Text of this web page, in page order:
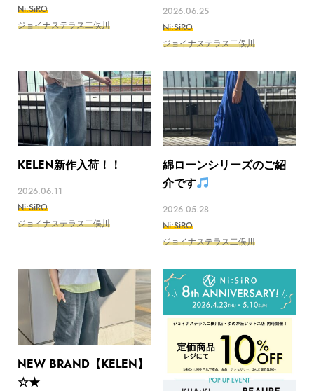
Ni:SiRO
ジョイナステラス二俣川
2026.06.25
Ni:SiRO
ジョイナステラス二俣川
KELEN新作入荷！！
2026.06.11
Ni:SiRO
ジョイナステラス二俣川
綿ローンシリーズのご紹
介です
2026.05.28
Ni:SiRO
ジョイナステラス二俣川
NEW BRAND【KELEN】
☆★